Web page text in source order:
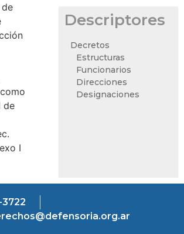
de
I
Descriptores
Decretos
Estructuras
Funcionarios
Direcciones
Designaciones